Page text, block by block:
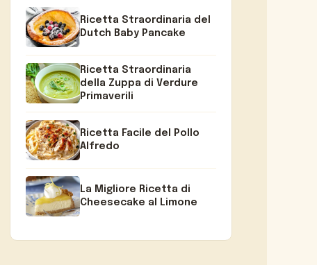
Ricetta Straordinaria del
Dutch Baby Pancake
Ricetta Straordinaria
della Zuppa di Verdure
Primaverili
Ricetta Facile del Pollo
Alfredo
La Migliore Ricetta di
Cheesecake al Limone